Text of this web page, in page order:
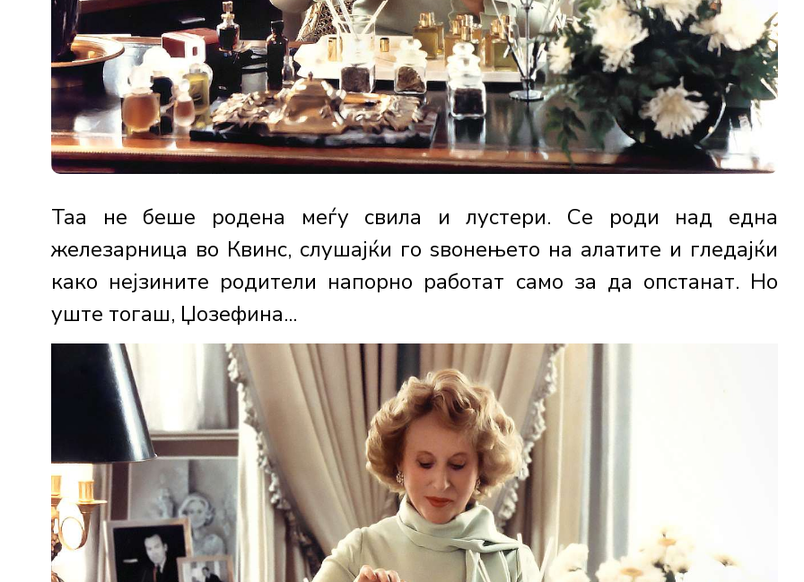
Таа не беше родена меѓу свила и лустери. Се роди над една
железарница во Квинс, слушајќи го ѕвонењето на алатите и гледајќи
како нејзините родители напорно работат само за да опстанат. Но
уште тогаш, Џозефина...